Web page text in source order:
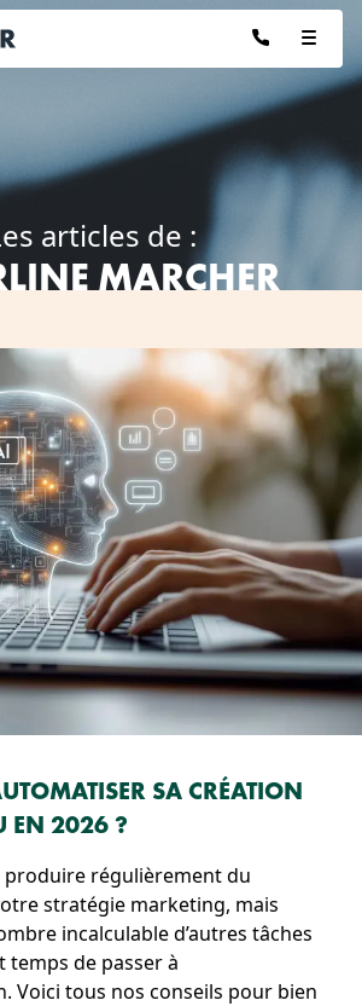
articles de :
MARCHER
SA CRÉATION
EN 2026 ?
produire régulièrement du
stratégie marketing, mais
incalculable d’autres tâches
temps de passer à
Voici tous nos conseils pour bien